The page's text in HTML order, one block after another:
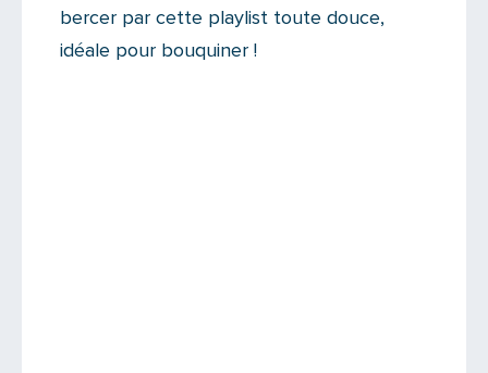
bercer par cette playlist toute douce,
idéale pour bouquiner !